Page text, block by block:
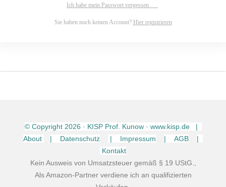
Ich habe mein Passwort vergessen
Sie haben noch keinen Account? Hier registrieren
© Copyright 2026 · KISP Prof. Kunow · www.kisp.de |
About
| Datenschutz | Impressum | AGB
|
Kontakt
Kein Ausweis von Umsatzsteuer gemäß § 19 UStG.,
Als Amazon-Partner verdiene ich an qualifizierten